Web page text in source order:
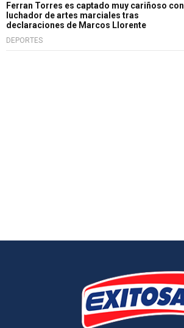
Ferran Torres es captado muy cariñoso con
luchador de artes marciales tras
declaraciones de Marcos Llorente
DEPORTES